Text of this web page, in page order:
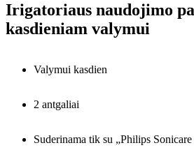
Irigatoriaus naudojimo
kasdieniam valymui
Valymui kasdien
2 antgaliai
Suderinama tik su „Philips